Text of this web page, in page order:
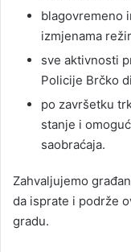
blagovremeno
izmjenama
sve aktivnosti
Policije Brčko
po završetku
stanje i
saobraćaja.
Zahvaljujemo
da isprate i podrže
gradu.